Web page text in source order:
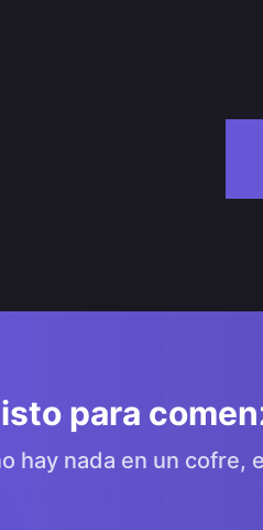
para
hay nada en un cofre,